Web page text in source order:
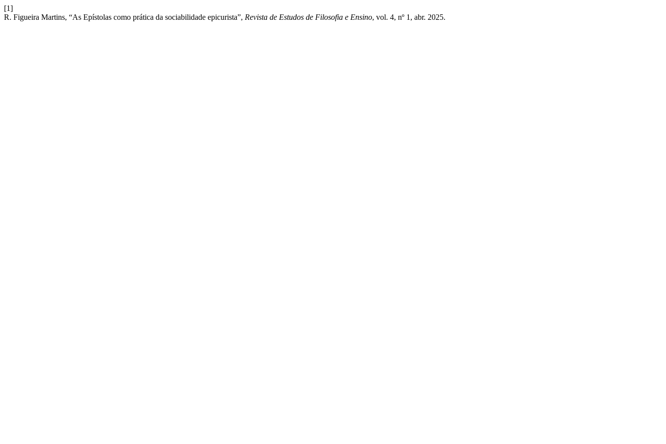
[1]
R. Figueira Martins, “As Epístolas como prática da sociabilidade epicurista”, Revista de Estudos de Filosofia e Ensino, vol. 4, nº 1, abr. 2025.